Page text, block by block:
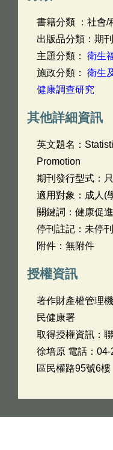
書籍分類 ：社會/
出版品分類：期刊
主題分類： 衛生
施政分類： 衛生
健康調查研究
其他詳細資訊
英文題名：
Promotion
期刊發行型式：
適用對象：成人(
關鍵詞：健康促
停刊註記：未停刊
附件：無附件
授權資訊
著作財產權管理
民健康署
取得授權資訊：
徐培原 電話：
區民權路95號6樓